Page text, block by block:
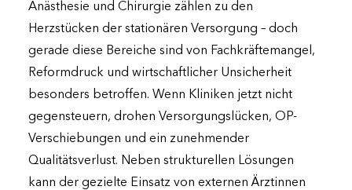
Anästhesie und Chirurgie zählen zu den
Herzstücken der stationären Versorgung – doch
gerade diese Bereiche sind von Fachkräftemangel,
Reformdruck und wirtschaftlicher Unsicherheit
besonders betroffen. Wenn Kliniken jetzt nicht
gegensteuern, drohen Versorgungslücken, OP-
Verschiebungen und ein zunehmender
Qualitätsverlust. Neben strukturellen Lösungen
kann der gezielte Einsatz von externen Ärztinnen